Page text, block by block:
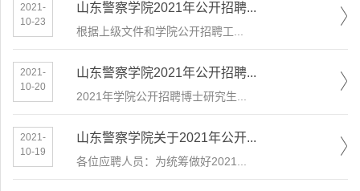
2021-
10-23
山东警察学院2021年公开招聘...
根据上级文件和学院公开招聘工...
2021-
10-20
山东警察学院2021年公开招聘...
2021年学院公开招聘博士研究生...
2021-
10-19
山东警察学院关于2021年公开...
各位应聘人员：为统筹做好2021...